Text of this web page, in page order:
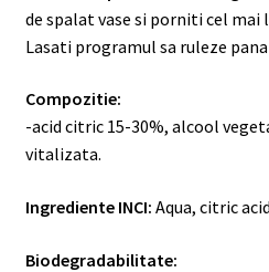
de spalat vase si porniti cel mai
Lasati programul sa ruleze
Compozitie:
-acid citric 15-30%, alcool
vitalizata.
Ingrediente INCI: Aqua, citric
Biodegradabilitate: